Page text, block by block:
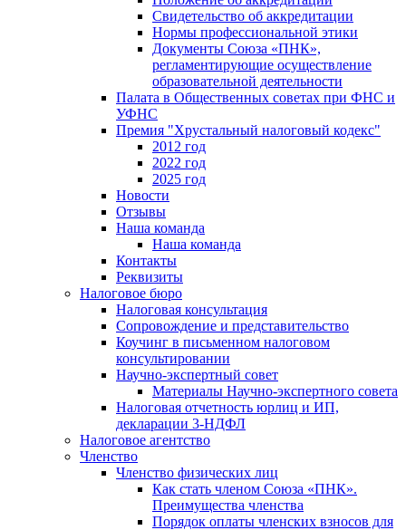
Свидетельство об аккредитации
Нормы профессиональной этики
Документы Союза «ПНК»,
регламентирующие осуществление
образовательной деятельности
Палата в Общественных советах при ФНС и
УФНС
Премия "Хрустальный налоговый кодекс"
2012 год
2022 год
2025 год
Новости
Отзывы
Наша команда
Наша команда
Контакты
Реквизиты
Налоговое бюро
Налоговая консультация
Cопровождение и представительство
Коучинг в письменном налоговом
консультировании
Научно-экспертный совет
Материалы Научно-экспертного совета
Налоговая отчетность юрлиц и ИП,
декларации 3-НДФЛ
Налоговое агентство
Членство
Членство физических лиц
Как стать членом Союза «ПНК».
Преимущества членства
Порядок оплаты членских взносов для